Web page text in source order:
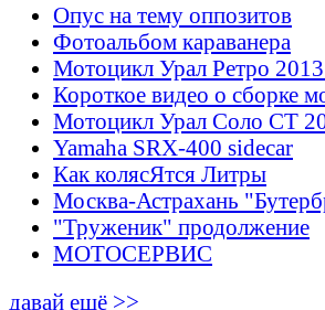
Опус на тему оппозитов
Фотоальбом караванера
Мотоцикл Урал Ретро 2013
Короткое видео о сборке
Мотоцикл Урал Соло СТ
Yamaha SRX-400 sidecar
Как колясЯтся Литры
Москва-Астрахань
"Труженик" продолжение
МОТОСЕРВИС
давай ещё >>